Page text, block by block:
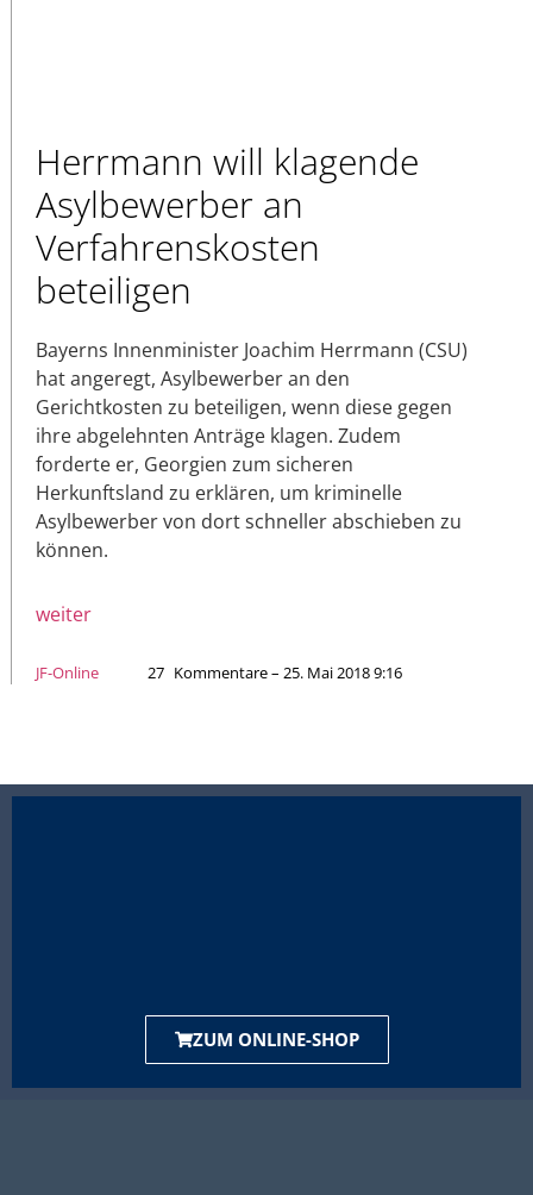
Herrmann will klagende
Asylbewerber an
Verfahrenskosten
beteiligen
Bayerns Innenminister Joachim Herrmann (CSU)
hat angeregt, Asylbewerber an den
Gerichtkosten zu beteiligen, wenn diese gegen
ihre abgelehnten Anträge klagen. Zudem
forderte er, Georgien zum sicheren
Herkunftsland zu erklären, um kriminelle
Asylbewerber von dort schneller abschieben zu
können.
weiter
JF-Online 27 Kommentare – 25. Mai 2018 9:16
ZUM ONLINE-SHOP